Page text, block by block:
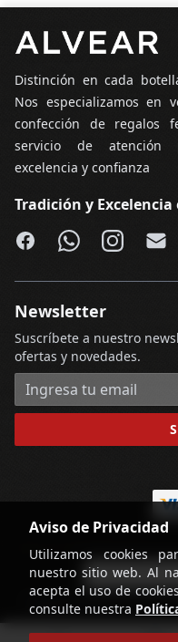
Aviso de Privacidad
Utilizamos cookies
nuestro sitio web. Al
acepta el uso de
consulte nuestra
Distinción en cada
Nos especializamos en
confección de regalos
servicio de atención
excelencia y confianza
Tradición y Excelencia
Facebook
WhatsApp
Newsletter
Suscríbete a nuestro
ofertas y novedades.
Dirección de correo
Términos y
Copyright © Licorería Alvear